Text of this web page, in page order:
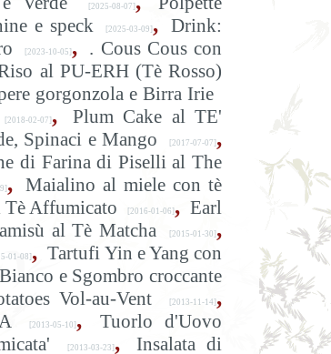
[2025-08-07]
e speck [2025-03-09] , Drink:
[2023-10-05] , . Cous Cous con
al PU-ERH (Tè Rosso)
gorgonzola e Birra Irie
[2018-02-07] ,
Plum Cake al TE'
Spinaci e Mango [2017-07-07] ,
di Farina di Piselli al The
, Maialino al miele con tè
Tè Affumicato [2016-01-06], Earl
al Tè Matcha [2015-01-30] ,
01-08] , Tartufi Yin e Yang con
e Sgombro croccante
Vol-au-Vent [2013-11-14] ,
[2013-05-10] ,
Tuorlo d'Uovo
[2013-03-23],
Insalata di